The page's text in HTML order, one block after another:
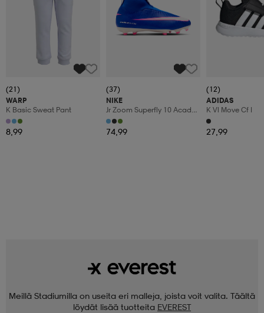
(21)
WARP
K Basic Sweat Pant
8,99
(37)
NIKE
Jr Zoom Superfly 10 Acad
Fgmg
74,99
(12)
ADIDAS
K Vl Move Cf I
27,99
Meillä Stadiumilla on useita eri malleja, joista voit valita. Täältä
löydät lisää tuotteita EVEREST